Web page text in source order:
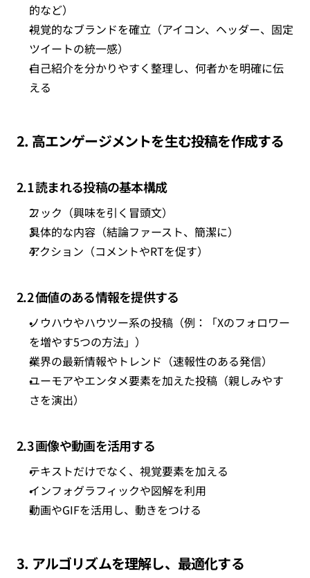
的など）
視覚的なブランドを確立 （アイコン、ヘッダー、固定
ツイートの統一感）
自己紹介を分かりやすく整理し、何者かを明確に伝
える
2. 高エンゲージメントを生む投稿を作成する
2.1 読まれる投稿の基本構成
フック（興味を引く冒頭文）
具体的な内容（結論ファースト、簡潔に）
アクション（コメントやRTを促す）
2.2 価値のある情報を提供する
ノウハウやハウツー系の投稿 （例：「Xのフォロワー
を増やす5つの方法」）
業界の最新情報やトレンド （速報性のある発信）
ユーモアやエンタメ要素を加えた投稿 （親しみやす
さを演出）
2.3 画像や動画を活用する
テキストだけでなく、視覚要素を加える
インフォグラフィックや図解を利用
動画やGIFを活用し、動きをつける
3. アルゴリズムを理解し、最適化する